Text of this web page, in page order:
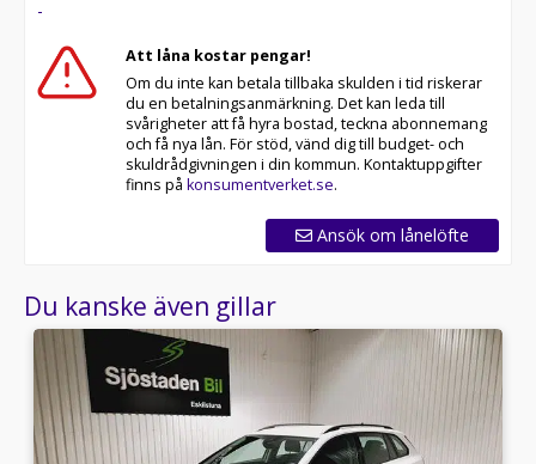
-
Att låna kostar pengar!
Om du inte kan betala tillbaka skulden i tid riskerar
du en betalningsanmärkning. Det kan leda till
svårigheter att få hyra bostad, teckna abonnemang
och få nya lån. För stöd, vänd dig till budget- och
skuldrådgivningen i din kommun. Kontaktuppgifter
finns på konsumentverket.se.
Ansök om lånelöfte
Du kanske även gillar